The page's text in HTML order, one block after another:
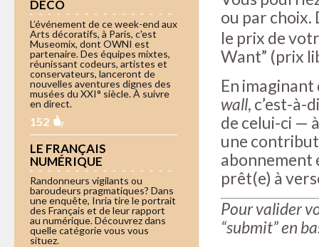
ou par choix.
le prix de
Want” (prix
En imaginant
wall, c’est-à-
de celui-ci —
une
abonnement
prêt(e) à
Pour valider
“submit” en
DÉCO
L’événement de ce week-end aux
Arts décoratifs, à Paris, c'est
Museomix, dont OWNI est
partenaire. Des équipes mixtes,
réunissant codeurs, artistes et
conservateurs, lanceront de
nouvelles aventures dignes des
musées du XXI° siècle. À suivre
en direct.
152
LE FRANÇAIS
NUMÉRIQUE
Randonneurs vigilants ou
baroudeurs pragmatiques? Dans
une enquête, Inria tire le portrait
des Français et de leur rapport
au numérique. Découvrez dans
quelle catégorie vous vous
situez.